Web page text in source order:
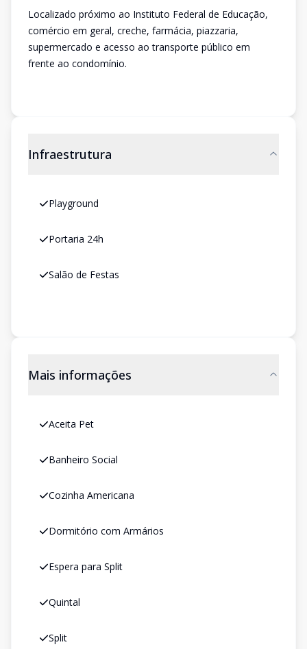
Localizado próximo ao Instituto Federal de Educação,
comércio em geral, creche, farmácia, piazzaria,
supermercado e acesso ao transporte público em
frente ao condomínio.
Infraestrutura
Playground
Portaria 24h
Salão de Festas
Mais informações
Aceita Pet
Banheiro Social
Cozinha Americana
Dormitório com Armários
Espera para Split
Quintal
Split